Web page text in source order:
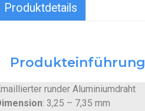
Produktdetails
Produkteinführung
runder Aluminiumdraht
: 3,25 – 7,35 mm